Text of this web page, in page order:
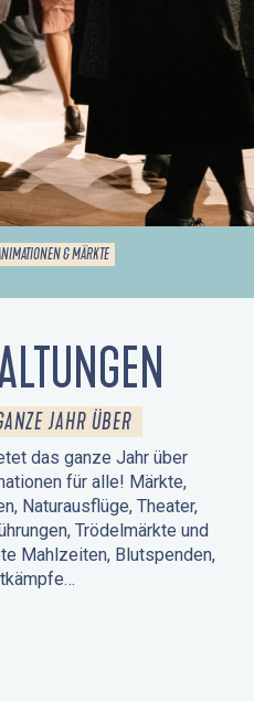
& MÄRKTE
JAHR ÜBER
das ganze Jahr über
für alle! Märkte,
Naturausflüge, Theater,
Trödelmärkte und
Mahlzeiten, Blutspenden,